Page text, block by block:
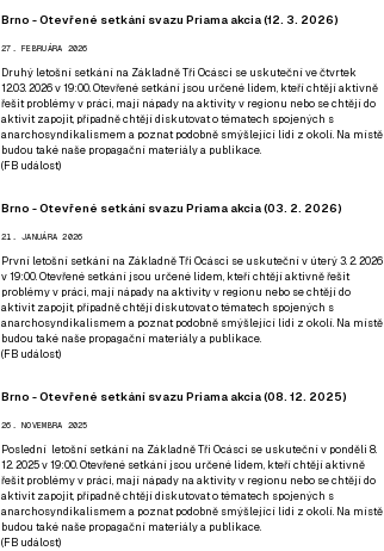
Brno - Otevřené setkání svazu Priama akcia (12. 3. 2026)
27. FEBRUÁRA 2026
Druhý letošní setkání na Základně Tři Ocásci se uskuteční ve čtvrtek
12.03. 2026 v 19:00. Otevřené setkání jsou určené lidem, kteří chtějí aktivně
řešit problémy v práci, mají nápady na aktivity v regionu nebo se chtějí do
aktivit zapojit, případně chtějí diskutovat o tématech spojených s
anarchosyndikalismem a poznat podobně smýšlející lidi z okolí. Na místě
budou také naše propagační materiály a publikace.
(FB událost)
Brno - Otevřené setkání svazu Priama akcia (03. 2. 2026)
21. JANUÁRA 2026
První letošní setkání na Základně Tři Ocásci se uskuteční v úterý 3. 2. 2026
v 19:00. Otevřené setkání jsou určené lidem, kteří chtějí aktivně řešit
problémy v práci, mají nápady na aktivity v regionu nebo se chtějí do
aktivit zapojit, případně chtějí diskutovat o tématech spojených s
anarchosyndikalismem a poznat podobně smýšlející lidi z okolí. Na místě
budou také naše propagační materiály a publikace.
(FB událost)
Brno - Otevřené setkání svazu Priama akcia (08. 12. 2025)
26. NOVEMBRA 2025
Poslední letošní setkání na Základně Tři Ocásci se uskuteční v ponděli 8.
12. 2025 v 19:00. Otevřené setkání jsou určené lidem, kteří chtějí aktivně
řešit problémy v práci, mají nápady na aktivity v regionu nebo se chtějí do
aktivit zapojit, případně chtějí diskutovat o tématech spojených s
anarchosyndikalismem a poznat podobně smýšlející lidi z okolí. Na místě
budou také naše propagační materiály a publikace.
(FB událost)